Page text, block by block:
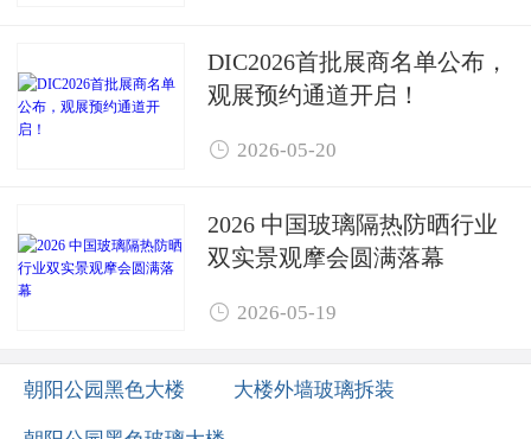
DIC2026首批展商名单公布，
观展预约通道开启！
 2026-05-20
2026 中国玻璃隔热防晒行业
双实景观摩会圆满落幕
 2026-05-19
朝阳公园黑色大楼 大楼外墙玻璃拆装